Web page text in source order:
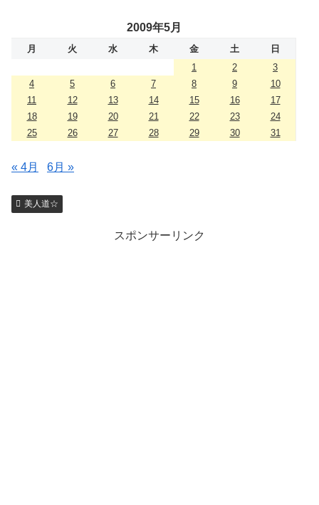
2009年5月
月 火 水 木 金 土
日
1
2
3
4
5 6 7 8 9
10
11
12 13 14 15 16
17
18
19 20 21 22 23
24
25
26 27 28 29 30 31
« 4月 6月 »
美人道☆
スポンサーリンク